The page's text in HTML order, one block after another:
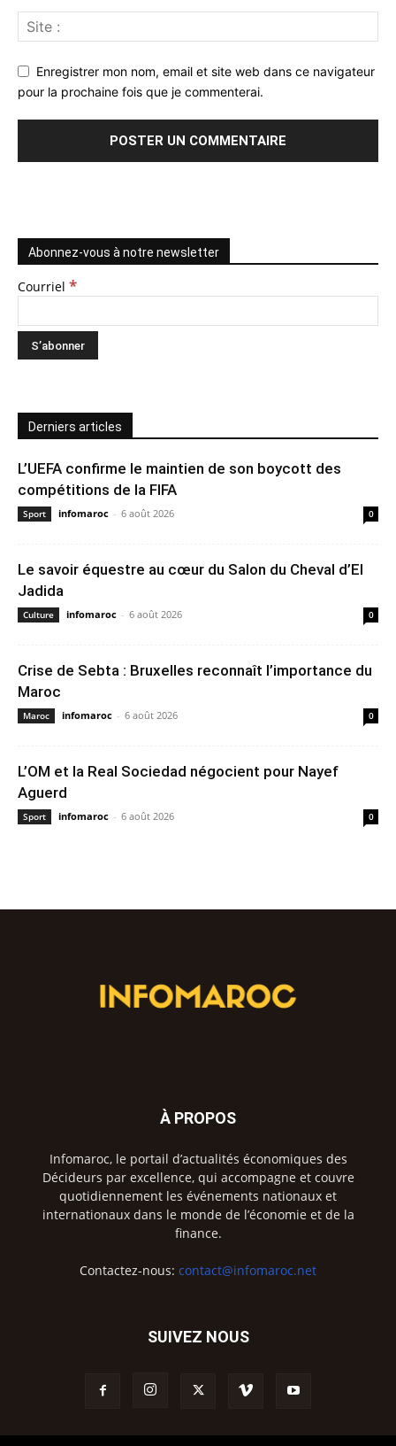
Enregistrer mon nom, email et site web dans ce navigateur
pour la prochaine fois que je commenterai.
Abonnez-vous à notre newsletter
Courriel *
Derniers articles
L’UEFA confirme le maintien de son boycott des
compétitions de la FIFA
Sport infomaroc - 6 août 2026 0
Le savoir équestre au cœur du Salon du Cheval d’El
Jadida
Culture infomaroc - 6 août 2026 0
Crise de Sebta : Bruxelles reconnaît l’importance du
Maroc
Maroc infomaroc - 6 août 2026 0
L’OM et la Real Sociedad négocient pour Nayef
Aguerd
Sport infomaroc - 6 août 2026 0
À PROPOS
Infomaroc, le portail d’actualités économiques des
Décideurs par excellence, qui accompagne et couvre
quotidiennement les événements nationaux et
internationaux dans le monde de l’économie et de la
finance.
Contactez-nous: contact@infomaroc.net
SUIVEZ NOUS